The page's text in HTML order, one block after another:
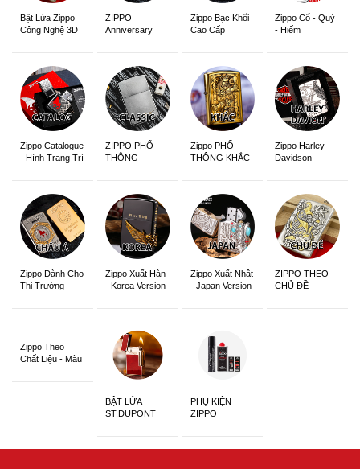
Bật Lửa Zippo
Công Nghệ 3D
ZIPPO
Anniversary
Zippo Bạc Khối
Cao Cấp
Zippo Cổ - Quý
- Hiếm
Zippo Catalogue
- Hình Trang Trí
ZIPPO PHỔ
THÔNG
Zippo PHỔ
THÔNG KHẮC
Zippo Harley
Davidson
Zippo Dành Cho
Thị Trường
Zippo Xuất Hàn
- Korea Version
Zippo Xuất Nhật
- Japan Version
ZIPPO THEO
CHỦ ĐỀ
Zippo Theo
Chất Liệu - Màu
BẬT LỬA
ST.DUPONT
PHỤ KIỆN
ZIPPO